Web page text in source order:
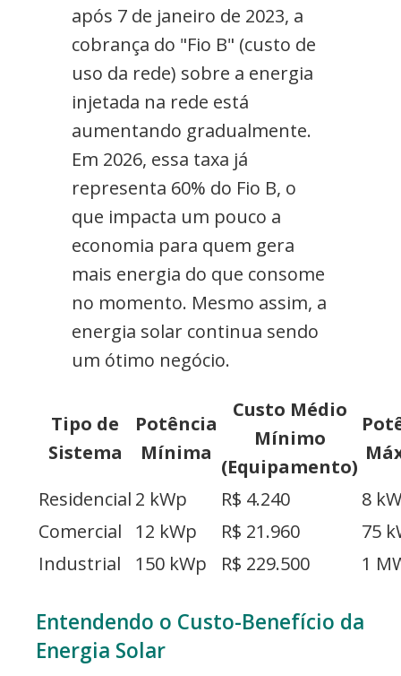
após 7 de janeiro de 2023, a
cobrança do "Fio B" (custo de
uso da rede) sobre a energia
injetada na rede está
aumentando gradualmente.
Em 2026, essa taxa já
representa 60% do Fio B, o
que impacta um pouco a
economia para quem gera
mais energia do que consome
no momento. Mesmo assim, a
energia solar continua sendo
um ótimo negócio.
Tipo de
Sistema
Potência
Mínima
Custo Médio
Mínimo
(Equipamento)
Residencial 2 kWp R$ 4.240
8
Comercial
12 kWp R$ 21.960
75
Industrial
150 kWp R$ 229.500 1
Entendendo o Custo-Benefício da
Energia Solar